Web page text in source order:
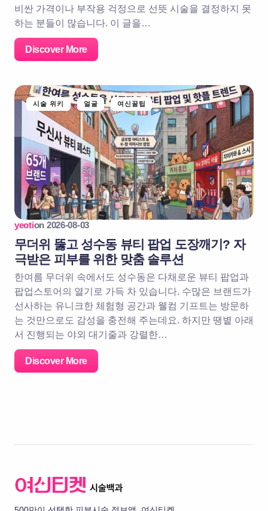
비싼 가격이나 부작용 걱정으로 선뜻 시술을 결정하지 못
하는 분들이 많습니다. 이 글을…
Discover More
시술 위키 얼굴 여신꿀팁
yeotion 2026-08-03
무더위 뚫고 성수동 뷰티 팝업 도장깨기? 자
극받은 피부를 위한 맞춤 솔루션
한여름 무더위 속에서도 성수동은 다채로운 뷰티 팝업과
팝업스토어의 열기로 가득 차 있습니다. 수많은 브랜드가
선사하는 유니크한 체험형 공간과 웰컴 기프트는 방문하
는 것만으로도 감성을 충전해 주는데요. 하지만 땡볕 아래
서 진행되는 야외 대기줄과 강렬한…
Discover More